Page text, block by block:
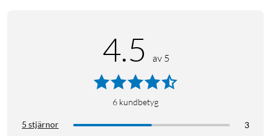
musen medan den laddas.
Hållbar och tyst
Med en konstruktion av 53 % återvunnen plast är Bayo
II ett miljövänligt val. Den har dessutom tysta klick,
vilket gör den idealisk för öppna kontorslandskap eller
4.5 av 5
6 kundbetyg
5 stjärnor 3